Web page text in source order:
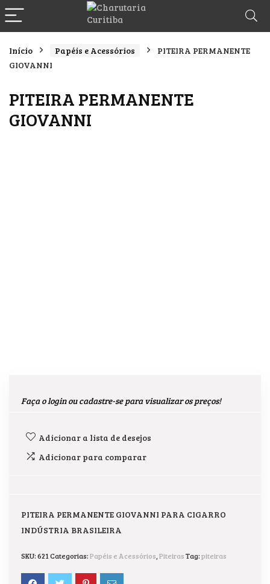
Início Papéis e Acessórios
PITEIRA PERMANENTE
GIOVANNI
PITEIRA PERMANENTE
GIOVANNI
Faça o login ou cadastre-se para visualizar os preços!
Adicionar a lista de desejos
Adicionar para comparar
PITEIRA PERMANENTE GIOVANNI PARA CIGARRO
INDÚSTRIA BRASILEIRA
SKU:621Categorias:Papéis e Acessórios PiteirasTag:piteiras